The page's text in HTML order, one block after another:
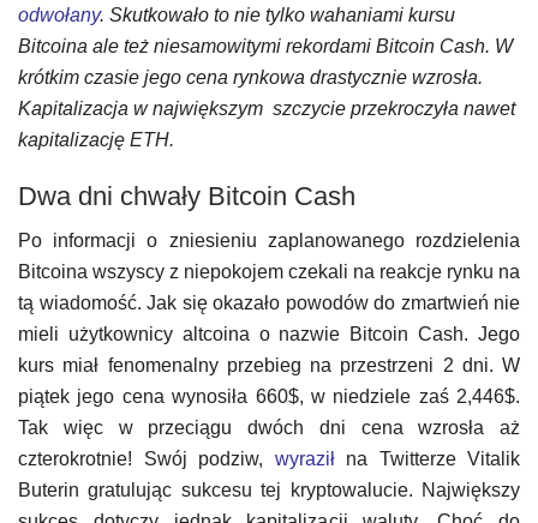
odwołany. Skutkowało to nie tylko wahaniami kursu
Bitcoina ale też niesamowitymi rekordami Bitcoin Cash. W
krótkim czasie jego cena rynkowa drastycznie wzrosła.
Kapitalizacja w największym szczycie przekroczyła nawet
kapitalizację ETH.
Dwa dni chwały Bitcoin Cash
Po informacji o zniesieniu zaplanowanego rozdzielenia
Bitcoina wszyscy z niepokojem czekali na reakcje rynku na
tą wiadomość. Jak się okazało powodów do zmartwień nie
mieli użytkownicy altcoina o nazwie Bitcoin Cash. Jego
kurs miał fenomenalny przebieg na przestrzeni 2 dni. W
piątek jego cena wynosiła 660$, w niedziele zaś 2,446$.
Tak więc w przeciągu dwóch dni cena wzrosła aż
czterokrotnie! Swój podziw, wyraziłna Twitterze Vitalik
Buterin gratulując sukcesu tej kryptowalucie. Największy